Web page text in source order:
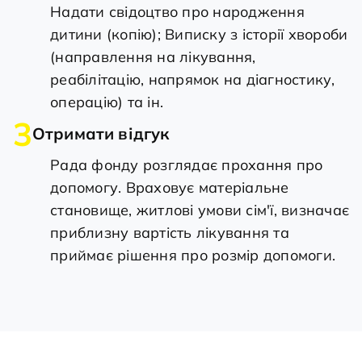
Надати свідоцтво про народження
дитини (копію); Виписку з історії хвороби
(направлення на лікування,
реабілітацію, напрямок на діагностику,
операцію) та ін.
3Отримати відгук
Рада фонду розглядає прохання про
допомогу. Враховує матеріальне
становище, житлові умови сім'ї, визначає
приблизну вартість лікування та
приймає рішення про розмір допомоги.